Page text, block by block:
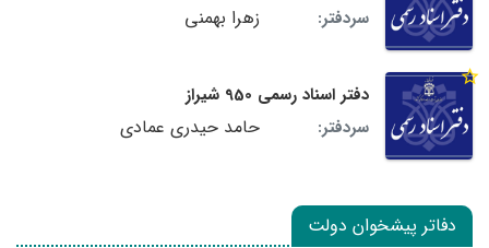
سردفتر:
زهرا بهمنی
دفتر اسناد رسمی 950 شیراز
سردفتر:
حامد حیدری عمادی
دفاتر پیشخوان دولت